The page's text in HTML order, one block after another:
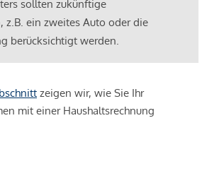
sollten zukünftige
z.B. ein zweites Auto oder die
berücksichtigt werden.
zeigen wir, wie Sie Ihr
mit einer Haushaltsrechnung